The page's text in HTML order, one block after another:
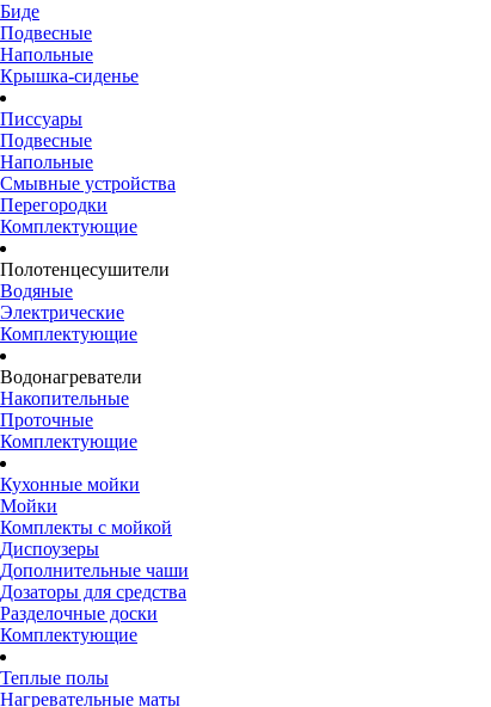
Биде
Подвесные
Напольные
Крышка-сиденье
Писсуары
Подвесные
Напольные
Смывные устройства
Перегородки
Комплектующие
Полотенцесушители
Водяные
Электрические
Комплектующие
Водонагреватели
Накопительные
Проточные
Комплектующие
Кухонные мойки
Мойки
Комплекты с мойкой
Диспоузеры
Дополнительные чаши
Дозаторы для средства
Разделочные доски
Комплектующие
Теплые полы
Нагревательные маты